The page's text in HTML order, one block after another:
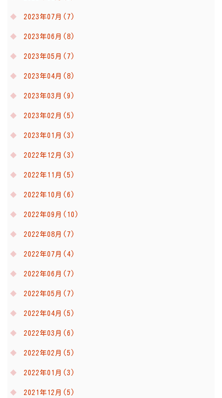
2023年07月(7)
2023年06月(8)
2023年05月(7)
2023年04月(8)
2023年03月(9)
2023年02月(5)
2023年01月(3)
2022年12月(3)
2022年11月(5)
2022年10月(6)
2022年09月(10)
2022年08月(7)
2022年07月(4)
2022年06月(7)
2022年05月(7)
2022年04月(5)
2022年03月(6)
2022年02月(5)
2022年01月(3)
2021年12月(5)